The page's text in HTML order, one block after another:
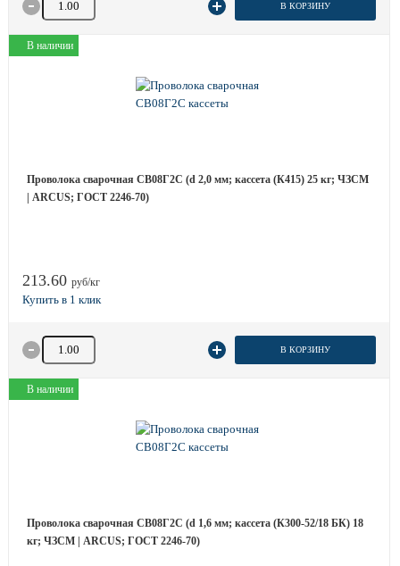
В КОРЗИНУ
В наличии
Проволока сварочная СВ08Г2С (d 2,0 мм; кассета (К415) 25 кг; ЧЗСМ
| ARCUS; ГОСТ 2246-70)
213.60 руб/кг
Количество товара В КОРЗИНУ
В наличии
Проволока сварочная СВ08Г2С (d 1,6 мм; кассета (К300-52/18 БК) 18
кг; ЧЗСМ | ARCUS; ГОСТ 2246-70)